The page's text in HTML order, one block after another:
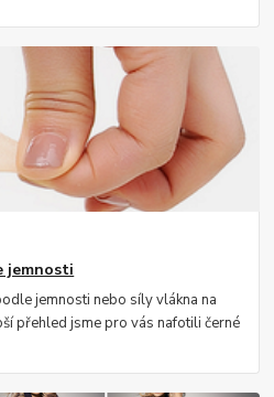
jemnosti
jemnosti nebo síly vlákna na
přehled jsme pro vás nafotili černé